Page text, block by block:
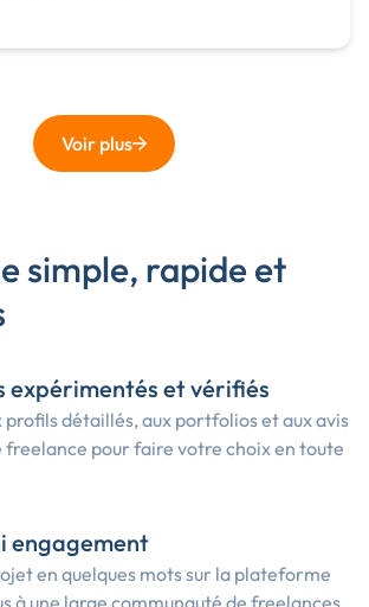
Voir plus
simple, rapide et
expérimentés et vérifiés
profils détaillés, aux portfolios et aux avis
freelance pour faire votre choix en toute
engagement
en quelques mots sur la plateforme